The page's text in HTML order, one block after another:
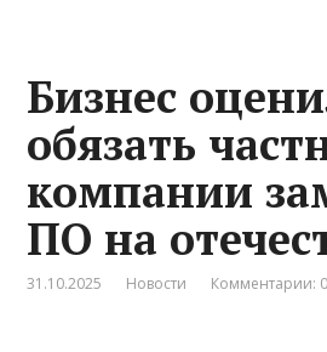
Бизнес
обязать
компании
ПО на
31.10.2025 Новости Комментарии: 0